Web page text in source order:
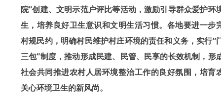
院”创建、文明示范户评比等活动，激励引导群众爱护环
生，培养良好卫生意识和文明生活习惯。各地要进一步
村规民约，明确村民维护村庄环境的责任和义务，实行“
三包”制度，推动形成民建、民管、民享的长效机制，形
社会共同推进农村人居环境整治工作的良好氛围，培育
关心环境卫生的新风尚。